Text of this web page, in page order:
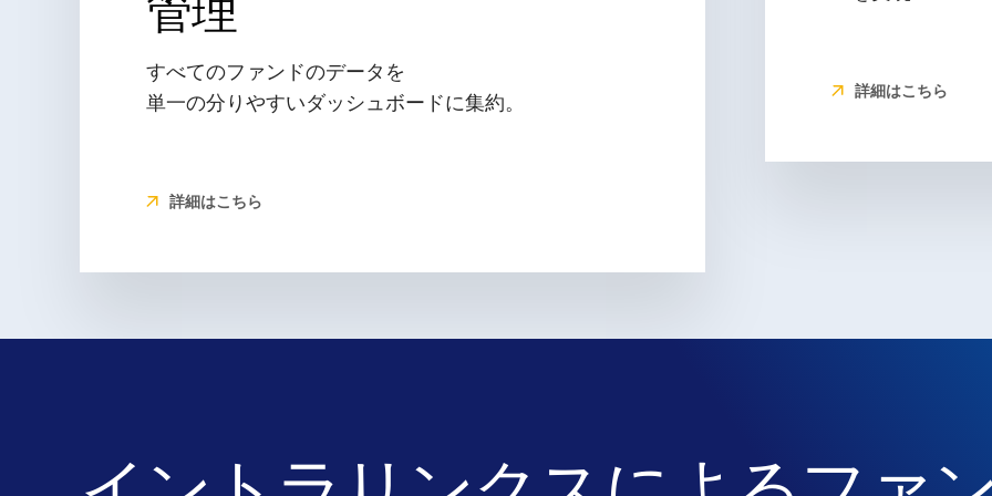
すべてのファンドのデータを
単一の分りやすいダッシュボードに集約。
詳細はこちら
詳細はこちら